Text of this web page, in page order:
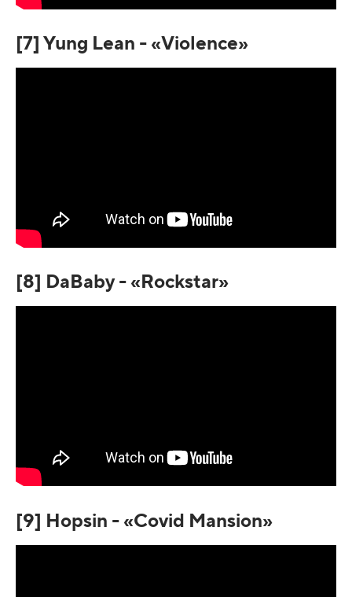
[7] Yung Lean - «Violence»
[8] DaBaby - «Rockstar»
[9] Hopsin - «Covid Mansion»